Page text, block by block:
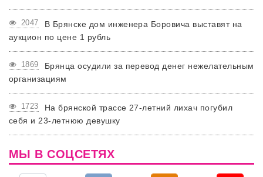
2047
В Брянске дом инженера Боровича выставят на
аукцион по цене 1 рубль
1869
Брянца осудили за перевод денег нежелательным
организациям
1723
На брянской трассе 27-летний лихач погубил
себя и 23-летнюю девушку
МЫ В СОЦСЕТЯХ